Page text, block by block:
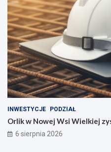
INWESTYCJE PODZIAŁ
Orlik w Nowej Wsi Wielkiej
6 sierpnia 2026